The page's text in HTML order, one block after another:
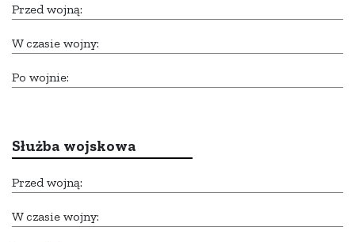
Przed wojną:
W czasie wojny:
Po wojnie:
Służba wojskowa
Przed wojną:
W czasie wojny: